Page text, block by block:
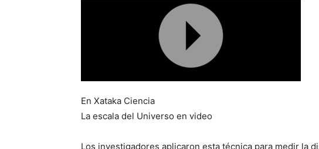
En Xataka Ciencia
La escala del Universo en video
Los investigadores aplicaron esta técnica para medir la